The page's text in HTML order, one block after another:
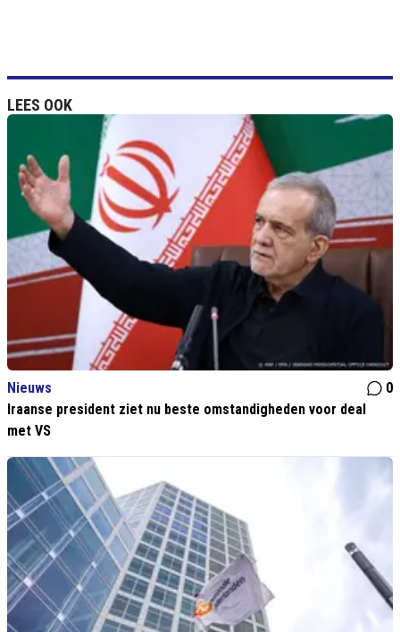
LEES OOK
Nieuws
0
Iraanse president ziet nu beste omstandigheden voor deal
met VS